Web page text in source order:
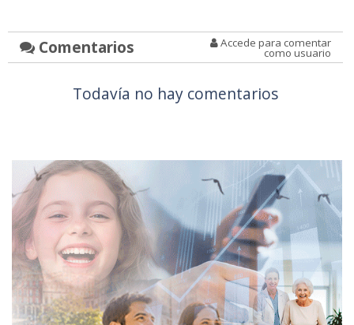
Comentarios Accede para comentar
como usuario
Todavía no hay comentarios